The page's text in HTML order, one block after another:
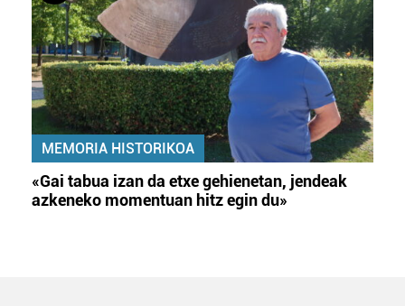
MEMORIA HISTORIKOA
«Gai tabua izan da etxe gehienetan, jendeak
azkeneko momentuan hitz egin du»